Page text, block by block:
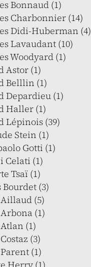
Bonnaud (1)
Charbonnier (14)
Didi-Huberman (4)
Lavaudant (10)
Woodyard (1)
Astor (1)
Belllin (1)
Depardieu (1)
Haller (1)
Lépinois (39)
Stein (1)
Gotti (1)
Celati (1)
Tsaï (1)
Bourdet (3)
(5)
(1)
(1)
(3)
(1)